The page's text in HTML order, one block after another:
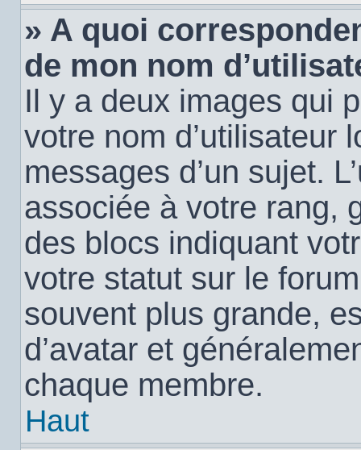
» A quoi
de mon nom
Il y a deux images qui
votre nom d’utilisateur
messages d’un sujet.
associée à votre rang,
des blocs indiquant
votre statut sur le
souvent plus grande,
d’avatar et
chaque membre.
Haut